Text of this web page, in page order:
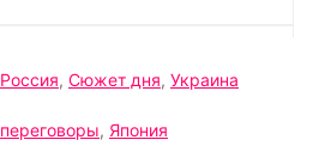
Россия, Сюжет дня, Украина
переговоры, Япония